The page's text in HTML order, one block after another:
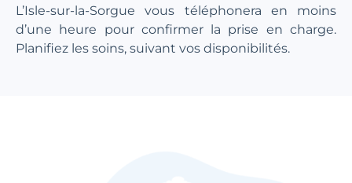
L’Isle-sur-la-Sorgue vous téléphonera en moins
d’une heure pour confirmer la prise en charge.
Planifiez les soins, suivant vos disponibilités.